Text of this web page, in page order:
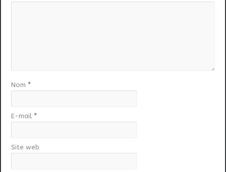
Nom *
E-mail *
Site web